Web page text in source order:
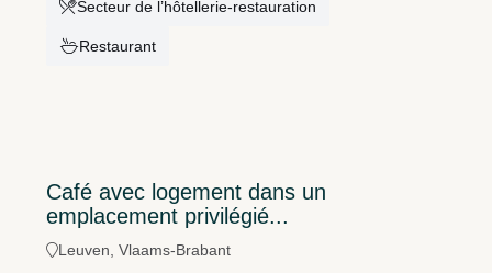
Secteur de l’hôtellerie-restauration
Restaurant
Café avec logement dans un
emplacement privilégié...
Leuven, Vlaams-Brabant